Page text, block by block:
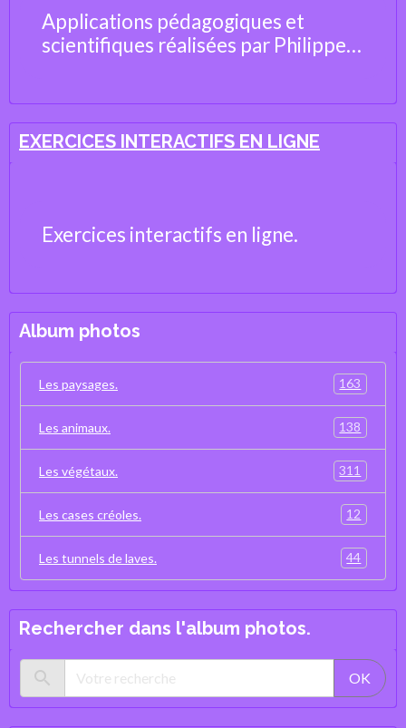
Applications pédagogiques et
scientifiques réalisées par Philippe
EXERCICES INTERACTIFS EN LIGNE
Exercices interactifs en ligne.
Album photos
Les paysages. 163
Les animaux. 138
Les végétaux. 311
Les cases créoles. 12
Les tunnels de laves. 44
Rechercher dans l'album photos.
OK